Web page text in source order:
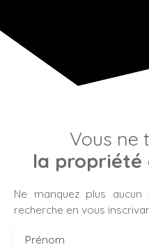
Vous ne
la propriété
Ne manquez plus
recherche en vous
Prénom